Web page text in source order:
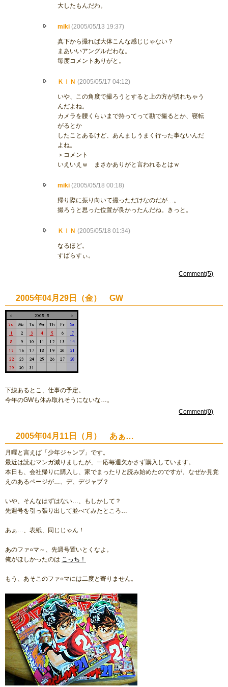
大したもんだわ。
miki (2005/05/13 19:37)
真下から撮れば大体こんな感じじゃない？
まあいいアングルだわな。
毎度コメントありがと。
ＫＩＮ (2005/05/17 04:12)
いや、この角度で撮ろうとすると上の方が切れちゃう
んだよね。
カメラを腰くらいまで持ってって勘で撮るとか、寝転
がるとか
したことあるけど、あんましうまく行った事ないんだ
よね。
＞コメント
いえいえｗ まさかありがと言われるとはｗ
miki (2005/05/18 00:18)
帰り際に振り向いて撮っただけなのだが…。
撮ろうと思った位置が良かったんだね。きっと。
ＫＩＮ (2005/05/18 01:34)
なるほど。
すばらすぃ。
Comment(5)
2005年04月29日（金） GW
下線あるとこ、仕事の予定。
今年のGWも休み取れそうにないな…。
Comment(0)
2005年04月11日（月） あぁ…
月曜と言えば「少年ジャンプ」です。
最近は読むマンガ減りましたが、一応毎週欠かさず購入しています。
本日も、会社帰りに購入し、家でまったりと読み始めたのですが、なぜか見覚
えのあるページが…、デ、デジャブ？
いや、そんなはずはない…、もしかして？
先週号を引っ張り出して並べてみたところ…
あぁ…、表紙、同じじゃん！
あのファ○マ～、先週号置いとくなよ。
俺がほしかったのは こっち！
もう、あそこのファ○マには二度と寄りません。